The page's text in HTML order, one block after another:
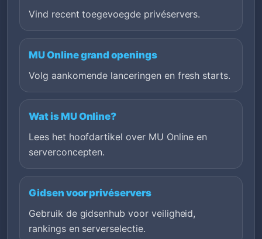
Vind recent toegevoegde privéservers.
MU Online grand openings
Volg aankomende lanceringen en fresh starts.
Wat is MU Online?
Lees het hoofdartikel over MU Online en
serverconcepten.
Gidsen voor privéservers
Gebruik de gidsenhub voor veiligheid,
rankings en serverselectie.